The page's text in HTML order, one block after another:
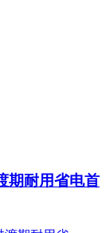
期耐用省电首